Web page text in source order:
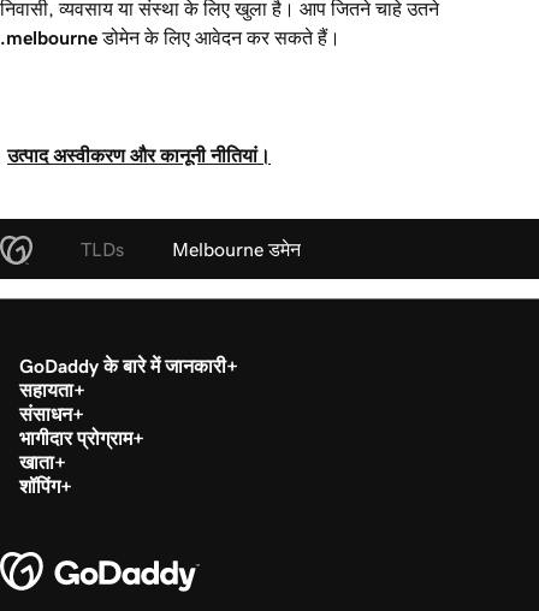
निवासी, व्यवसाय या संस्था के लिए खुला है। आप जितने चाहे उतने
.melbourneडोमेन के लिए आवेदन कर सकते हैं।
उत्पाद अस्वीकरण और कानूनी नीतियां।
TLDs Melbourne डमेन
GoDaddy के बारे में जानकारी
सहायता
संसाधन
भागीदार प्रोग्राम
खाता
शॉपिंग